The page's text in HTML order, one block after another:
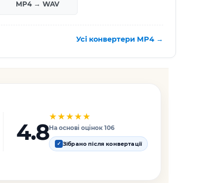
MP4 → WAV
Усі конвертери MP4 →
4.8
★★★★★
На основі оцінок 106
✓ Зібрано після конвертації